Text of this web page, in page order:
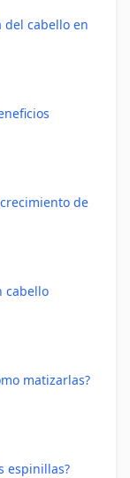
del cabello en
de
cabello
matizarlas?
espinillas?